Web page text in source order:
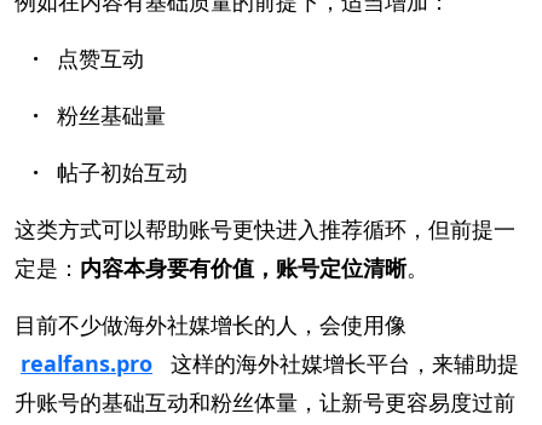
·
点赞互动
·
粉丝基础量
· 帖子初始互动
这类方式可以帮助账号更快进入推荐循环，但前提一
定是： 内容本身要有价值，账号定位清晰。
目前不少做海外社媒增长的人，会使用像
realfans.pro
这样的海外社媒增长平台，来辅助提
升账号的基础互动和粉丝体量，让新号更容易度过前